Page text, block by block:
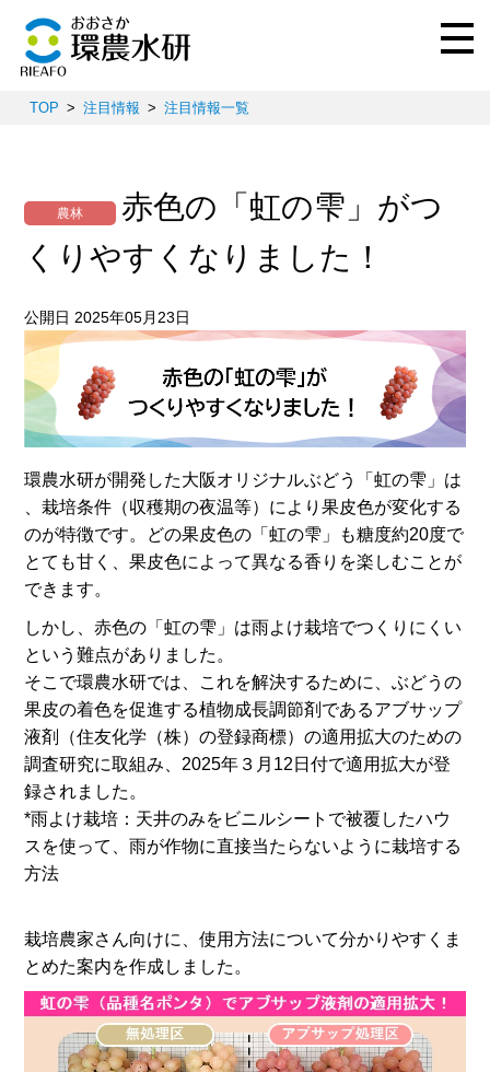
TOP 注目情報 注目情報一覧
農林
赤色の「虹の雫」がつ
くりやすくなりました！
公開日 2025年05月23日
環農水研が開発した大阪オリジナルぶどう「虹の雫」は
、栽培条件（収穫期の夜温等）により果皮色が変化する
のが特徴です。どの果皮色の「虹の雫」も糖度約20度で
とても甘く、果皮色によって異なる香りを楽しむことが
できます。
しかし、赤色の「虹の雫」は雨よけ栽培でつくりにくい
という難点がありました。
そこで環農水研では、これを解決するために、ぶどうの
果皮の着色を促進する植物成長調節剤であるアブサップ
液剤（住友化学（株）の登録商標）の適用拡大のための
調査研究に取組み、2025年３月12日付で適用拡大が登
録されました。
*雨よけ栽培：天井のみをビニルシートで被覆したハウ
スを使って、雨が作物に直接当たらないように栽培する
方法
栽培農家さん向けに、使用方法について分かりやすくま
とめた案内を作成しました。